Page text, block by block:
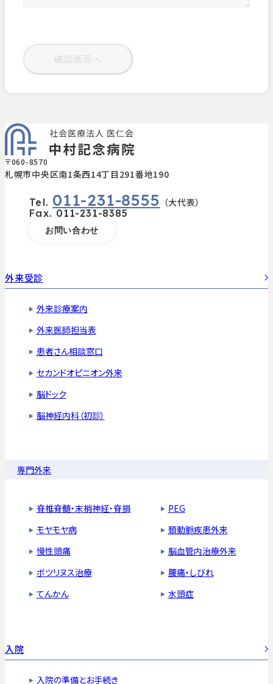
〒060-8570
札幌市中央区南1条西14丁目291番地190
Tel. 011-231-8555 （大代表）
Fax. 011-231-8385
お問い合わせ
外来受診
外来診療案内
外来医師担当表
患者さん相談窓口
セカンドオピニオン外来
脳ドック
脳神経内科（初診）
専門外来
脊椎脊髄・末梢神経・脊損
モヤモヤ病
慢性頭痛
ボツリヌス治療
てんかん
PEG
頚動脈疾患外来
脳血管内治療外来
腰痛・しびれ
水頭症
入院
入院の準備とお手続き